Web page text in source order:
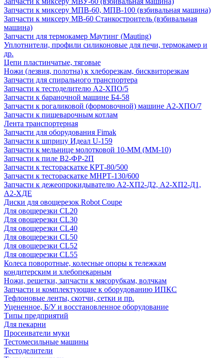
Запчасти к миксеру МПВ-60, МПВ-100 (взбивальная машина)
Запчасти к миксеру МВ-60 Станкостроитель (взбивальная
машина)
Запчасти для термокамер Маутинг (Mauting)
Уплотнители, профили силиконовые для печи, термокамер и
др.
Цепи пластинчатые, тяговые
Ножи (лезвия, полотна) к хлеборезкам, бисквиторезкам
Запчасти для спирального транспортера
Запчасти к тестоделителю А2-ХПО/5
Запчасти к бараночной машине Б4-58
Запчасти к рогаликовой (формовочной) машине А2-ХПО/7
Запчасти к пищеварочным котлам
Лента транспортерная
Запчасти для оборудования Fimak
Запчасти к шприцу Идеал U-159
Запчасти к мельнице молотковой 10-ММ (ММ-10)
Запчасти к пиле В2-ФР-2П
Запчасти к тестораскатке КРТ-80/500
Запчасти к тестораскатке МНРТ-130/600
Запчасти к деже­опрокидывателю А2-ХП2-Д2, А2-ХП2-Д1,
А2-ХДЕ
Диски для овощерезок Robot Coupe
Для овощерезки CL20
Для овощерезки CL30
Для овощерезки CL40
Для овощерезки CL50
Для овощерезки CL52
Для овощерезки CL55
Колеса поворотные, колесные опоры к тележкам
кондитерским и хлебопекарным
Ножи, решетки, запчасти к мясорубкам, волчкам
Запчасти и комплектующие к оборудованию ИПКС
Тефлоновые ленты, скотчи, сетки и пр.
Уцененное, Б/У и восстановленное оборудование
Типы предприятий
Для пекарни
Просеиватели муки
Тестомесильные машины
Тестоделители